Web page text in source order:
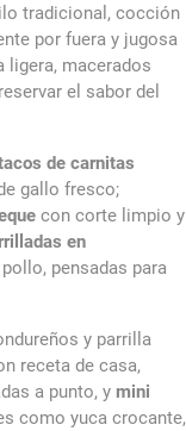
tradicional, cocción
por fuera y jugosa
ligera, macerados
el sabor del
de carnitas
gallo fresco;
con corte limpio y
en
pensadas para
y parrilla
receta de casa,
a punto, y mini
como yuca crocante,